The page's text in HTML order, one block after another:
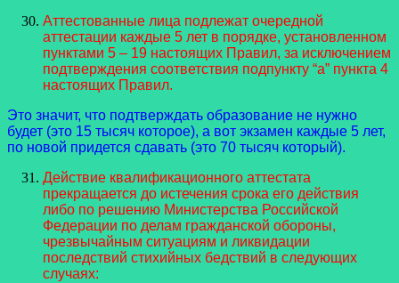
Аттестованные лица подлежат очередной
аттестации каждые 5 лет в порядке, установленном
пунктами 5 – 19 настоящих Правил, за исключением
подтверждения соответствия подпункту “а” пункта 4
настоящих Правил.
Это значит, что подтверждать образование не нужно
будет (это 15 тысяч которое), а вот экзамен каждые 5 лет,
по новой придется сдавать (это 70 тысяч который).
Действие квалификационного аттестата
прекращается до истечения срока его действия
либо по решению Министерства Российской
Федерации по делам гражданской обороны,
чрезвычайным ситуациям и ликвидации
последствий стихийных бедствий в следующих
случаях: